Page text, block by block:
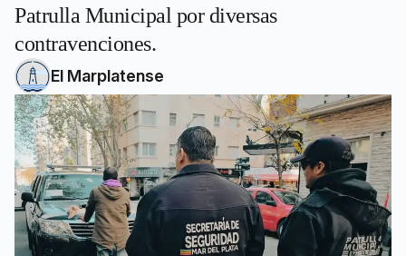
Patrulla Municipal por diversas
contravenciones.
El Marplatense